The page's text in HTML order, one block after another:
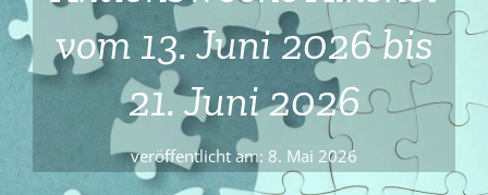
vom 13. Juni 2026 bis
21. Juni 2026
veröffentlicht am: 8. Mai 2026